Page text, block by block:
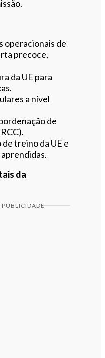
operacionais de
precoce,
da UE para
a nível
de
treino da UE e
da